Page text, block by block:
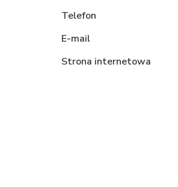
Telefon
E-mail
Strona internetowa